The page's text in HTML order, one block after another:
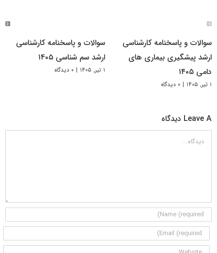
سوالات و پاسخنامه کارشناسی
ارشد پیشگیری بیماری های
دامی ۱۴۰۵
۱ تیر, ۱۴۰۵ | ۰ دیدگاه
سوالات و پاسخنامه کارشناسی
ارشد سم شناسی ۱۴۰۵
۱ تیر, ۱۴۰۵ | ۰ دیدگاه
Leave A دیدگاه
دیدگاه